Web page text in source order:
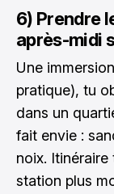
6) Prendre
après-midi
Une
pratique), tu
dans un
fait envie :
noix. Itinéraire
station plus